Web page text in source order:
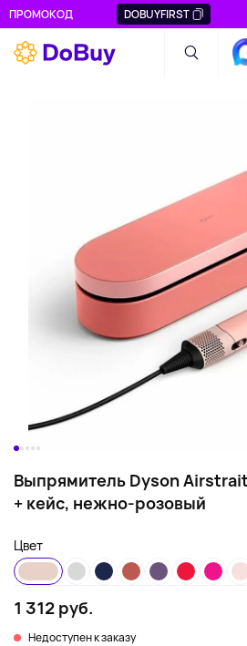
ПРОМОКОД DOBUYFIRST
Выпрямитель Dyson
+ кейс, нежно-розовый
Цвет
1 312 руб.
Недоступен к заказу